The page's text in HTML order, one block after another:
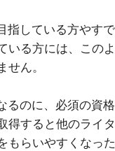
指している方やす
いる方には、この
ん。
るのに、必須の資格
得すると他のライ
もらいやすくなった